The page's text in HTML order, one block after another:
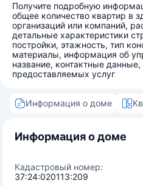
Получите подробную
общее количество квартир в
организаций или компаний,
детальные характеристики
постройки, этажность, тип
материалы, информация об
название, контактные данные,
предоставляемых услуг
Информация о доме
Информация о доме
Кадастровый номер:
37:24:020113:209